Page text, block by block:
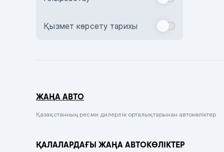
Комбинированный
Сиреневый металлик
Вишневый
Қызмет көрсету тарихы
ЖАҢА АВТО
Қазақстанның ресми дилерлік орталықтарынан автокөліктер
ҚАЛАЛАРДАҒЫ ЖАҢА АВТОКӨЛІКТЕР